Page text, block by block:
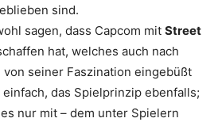
sind.
sagen, dass Capcom mit Street
hat, welches auch nach
seiner Faszination eingebüßt
das Spielprinzip ebenfalls;
nur mit – dem unter Spielern